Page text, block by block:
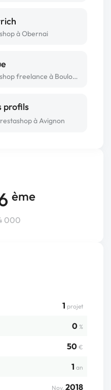
ème
000
1 projet
0 %
50 €
1 an
Nov. 2018
à Obernai
Développeur Prestashop freelance à Boulogne sur mer
profils
à Avignon